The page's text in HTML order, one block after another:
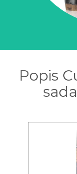
Popis